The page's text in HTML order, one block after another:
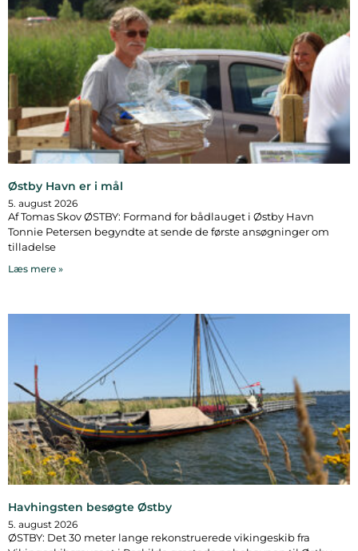
Østby Havn er i mål
5. august 2026
Af Tomas Skov ØSTBY: Formand for bådlauget i Østby Havn
Tonnie Petersen begyndte at sende de første ansøgninger om
tilladelse
Læs mere »
Havhingsten besøgte Østby
5. august 2026
ØSTBY: Det 30 meter lange rekonstruerede vikingeskib fra